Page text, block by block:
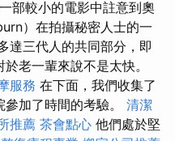
部較小的電影中註意到奧
）在拍攝秘密人士的一
達三代人的共同部分，即
老一輩來說不是太快。
服務 在下面，我們收集了
加了時間的考驗。 清潔
推薦 茶會點心 他們處於堅